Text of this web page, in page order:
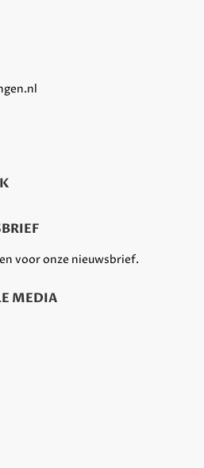
voor onze nieuwsbrief.
MEDIA